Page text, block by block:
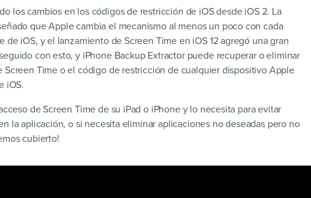
los cambios en los códigos de restricción de iOS desde iOS 2. La
que Apple cambia el mecanismo al menos un poco con cada
de iOS, y el lanzamiento de Screen Time en iOS 12 agregó una gran
con esto, y iPhone Backup Extractor puede recuperar o eliminar
Screen Time o el código de restricción de cualquier dispositivo Apple
iOS.
de Screen Time de su iPad o iPhone y lo necesita para evitar
la aplicación, o si necesita eliminar aplicaciones no deseadas pero no
cubierto!